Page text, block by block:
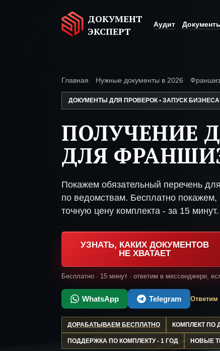
ДОКУМЕНТ
ЭКСПЕРТ
Аудит
Главная Нужные документы в 2026
ДОКУМЕНТЫ ДЛЯ ПРОВЕРОК • ЗАПУСК БИЗНЕСА
ПОЛУЧЕНИЕ
ДЛЯ
Покажем обязательный перечень
по ведомствам. Бесплатно покажем,
точную цену комплекта - за 15 минут.
УЗНАТЬ, КАКИХ ДОКУМЕНТОВ
НЕ ХВАТАЕТ
Бесплатно · 15 минут · ответим в мессенджере,
WhatsApp Telegram Ответим
ДОРАБАТЫВАЕМ БЕСПЛАТНО КОМПЛЕКТ
ПОДДЕРЖКА ПО КОМПЛЕКТУ - 1 ГОД НОВЫЕ